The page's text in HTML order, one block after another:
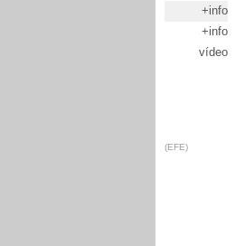
+info
+info
vídeo
(EFE)